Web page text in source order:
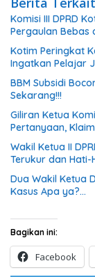
Komisi III DPRD
Pergaulan Bebas
Kotim Peringkat
Ingatkan Pelajar
BBM Subsidi
Sekarang!!!
Giliran Ketua
Pertanyaan,
Wakil Ketua II
Terukur dan Hati-
Dua Wakil Ketua
Kasus Apa ya?…
Bagikan ini:
Facebook